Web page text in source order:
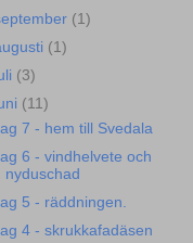
(1)
(1)
(3)
(11)
7 - hem till Svedala
6 - vindhelvete och
nyduschad
5 - räddningen.
4 - skrukkafadäsen